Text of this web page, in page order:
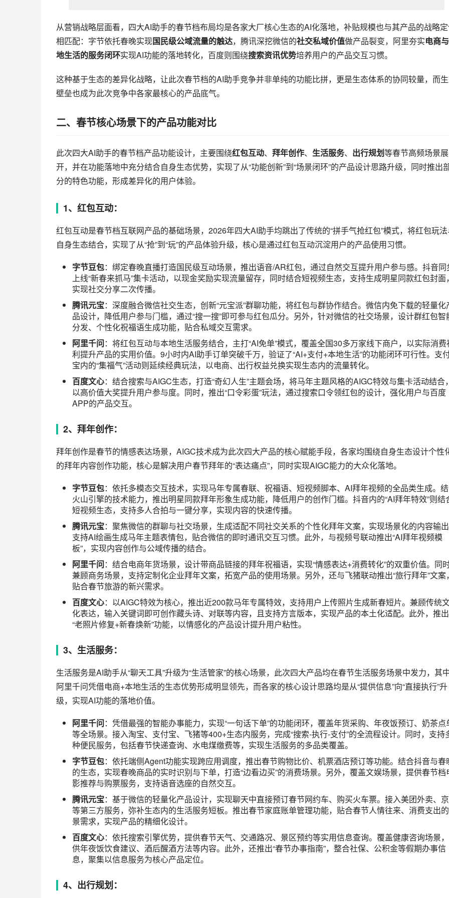
上线“新春来抓马”集卡活动，以现金奖励实现流量留存，同时结合短视频生态，支持生成明星同款红包封面
实现社交分享二次传播。
腾讯元宝：深度融合微信社交生态，创新“元宝派”群聊功能，将红包与群协作结合。微信内免下载的轻量化产
分发、个性化祝福语生成功能，贴合私域交互需求。
阿里千问：将红包互动与本地生活服务结合，主打“AI免单”模式，覆盖全国30多万家线下商户，以实际消费福
宝内的“集福气”活动则延续经典玩法，以电商、出行权益兑换实现生态内的流量转化。
百度文心 ：结合搜索与AIGC生态，打造“奇幻人生”主题会场，将马年主题风格的AIGC特效与集卡活动结合，
APP的产品交互。
2、拜年创作：
拜年创作是春节的情感表达场景，AIGC技术成为此次四大产品的核心赋能手段，各家均围绕自身生态设计个性化
的拜年内容创作功能，核心是解决用户春节拜年的“表达痛点”，同时实现AIGC能力的大众化落地。
字节豆包 ：依托多模态交互技术，实现马年专属春联、祝福语、短视频脚本、AI拜年视频的全品类生成。结
火山引擎的技术能力，推出明星同款拜年形象生成功能，降低用户的创作门槛。抖音内的“AI拜年特效”则结合
腾讯元宝：聚焦微信的群聊与社交场景，生成适配不同社交关系的个性化拜年文案，实现场景化的内容输出
支持AI绘画生成马年主题表情包，贴合微信的即时通讯交互习惯。此外，与视频号联动推出“AI拜年视频模
阿里千问 ：结合电商年货场景，设计带商品链接的拜年祝福语，实现“情感表达+消费转化”的双重价值。同
兼顾商务场景，支持定制化企业拜年文案，拓宽产品的使用场景。另外，还与飞猪联动推出“旅行拜年”文案，
百度文心：以AIGC特效为核心，推出近200款马年专属特效，支持用户上传照片生成新春短片。兼顾传统
化表达，输入关键词即可创作藏头诗、对联等内容，且支持方言版本，实现产品的本土化适配。此外，推出
3、生活服务：
生活服务是AI助手从“聊天工具”升级为“生活管家”的核心场景，此次四大产品均在春节生活服务场景中发力，其中
阿里千问凭借电商+本地生活的生态优势形成明显领先，而各家的核心设计思路均是从“提供信息”向“直接执行”升
级，实现AI功能的落地价值。
阿里千问：凭借最强的智能办事能力，实现“一句话下单”的功能闭环，覆盖年货采购、年夜饭预订、奶茶点单
等全场景。接入淘宝、支付宝、飞猪等400+生态内服务，完成“搜索-执行-支付”的全流程设计。同时，支持
种便民服务，包括春节快递查询、水电煤缴费等，实现生活服务的多品类覆盖。
字节豆包：依托端侧Agent功能实现跨应用调度，推出春节购物比价、机票酒店预订等功能。结合抖音与春晚
的生态，实现春晚商品的实时识别与下单，打造“边看边买”的消费场景。另外，覆盖文娱场景，提供春节档电
影推荐与购票服务，支持语音选座的自然交互。
腾讯元宝：基于微信的轻量化产品设计，实现聊天中直接预订春节网约车、购买火车票。接入美团外卖、京
等第三方服务，弥补生态内的生活服务短板。推出春节家庭账单管理功能，贴合春节人情往来、消费支出的
景需求，实现产品的精细化设计。
百度文心：依托搜索引擎优势，提供春节天气、交通路况、景区预约等实用信息查询。覆盖健康咨询场景，
供年夜饭饮食建议、酒后醒酒方法等内容。此外，还推出“春节办事指南”，整合社保、公积金等假期办事信
息，聚集以信息服务为核心产品定位。
春节出行是高频刚需场景，四大AI助手均与所属大厂的出行产品联动，推出个性化的出行规划功能，核心设计思
是结合用户画像与场景需求，实现从“路线规划”到“全流程出行服务”的升级。
腾讯元宝 ：结合微信的定位与社交关系链，推出春节回家路线与拼车建议，贴合社交出行需求；支持家庭出
规划，根据家庭成员年龄、兴趣推荐旅游目的地，实现精细化的场景适配；微信内可直接预订景区门票与酒
阿里千问 ：与飞猪深度联动，打造“机票+酒店+景区”的一站式预订服务；基于用户预算与出行日期，智能推
高性价比旅游套餐，实现个性化的产品推荐；支持春节租车预订与异地还车服务，弥补景区、机票之外的出
字节豆包 ：结合用户的抖音浏览习惯，推荐个性化的春节旅游目的地，实现基于用户画像的精准推荐；抖音
可查看景区实时客流，解决春节出行“扎堆排队”的痛点；推出春节自驾路线规划，涵盖沿途加油站、休息区等
百度文心：与百度地图深度联动，提供精准的春节交通导航与拥堵路段规避；打造“春节回家”专题搜索，整
车票预订、天气、路况等全维度信息，实现信息的一站式整合；推出“反向春运”攻略，贴合老人小孩的出行需
5、特色功能：
除核心场景外，四大AI助手均推出贴合自身生态与用户需求的特色功能，成为此次春节档竞争的差异化亮点，而
些特色功能的设计，也体现了各家对AI助手赛道的产品理解与用户洞察。